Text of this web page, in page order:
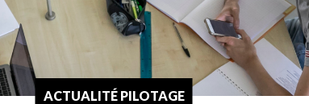
ACTUALITÉ PILOTAGE